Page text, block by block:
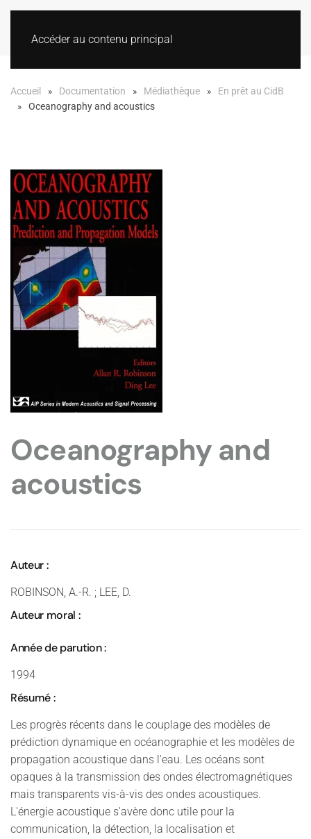
Accéder au contenu principal
Accueil Documentation Médiathèque
En prêt au CidB
Oceanography and acoustics
Oceanography and
acoustics
Auteur :
ROBINSON, A.-R. ; LEE, D.
Auteur moral :
Année de parution :
1994
Résumé :
Les progrès récents dans le couplage des modèles de
prédiction dynamique en océanographie et les modèles de
propagation acoustique dans l'eau. Les océans sont
opaques à la transmission des ondes électromagnétiques
mais transparents vis-à-vis des ondes acoustiques.
L'énergie acoustique s'avère donc utile pour la
communication, la détection, la localisation et